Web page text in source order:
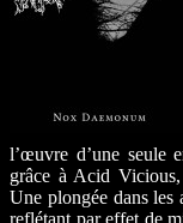
l’œuvre d’une seule
grâce à Acid
Une plongée dans les
reflétant par effet de